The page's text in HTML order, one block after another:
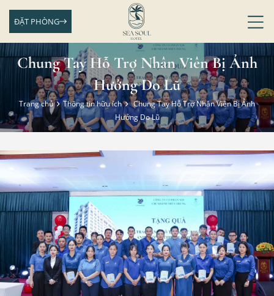
ĐẶT PHÒNG
Chung Tay Hỗ Trợ Nhân Viên Bị Ảnh
Hưởng Do Lũ
Trang chủ Thông tin hữu ích
Chung Tay Hỗ Trợ Nhân Viên Bị Ảnh
Hưởng Do Lũ